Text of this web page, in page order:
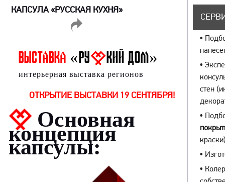
КАПСУЛА «РУССКАЯ КУХНЯ»
ВЫСТАВКА «РУ КИЙ ДОМ»
интерьерная выставка регионов
ОТКРЫТИЕ ВЫСТАВКИ 19 СЕНТЯБРЯ!
Основная
концепция
капсулы:
•
•
стен
•
•
•